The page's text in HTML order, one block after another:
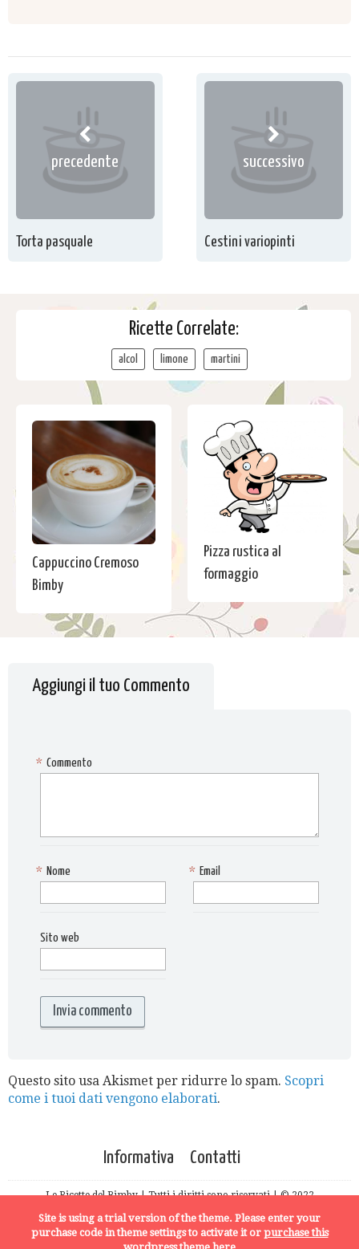
precedente
Torta pasquale
successivo
Cestini variopinti
Ricette Correlate:
alcol limone martini
Cappuccino Cremoso
Bimby
Pizza rustica al
formaggio
Aggiungi il tuo Commento
Commento
*
Nome
* Email
*
Sito web
Questo sito usa Akismet per ridurre lo spam. Scopri
come i tuoi dati vengono elaborati.
Informativa Contatti
Le Ricette del Bimby | Tutti i diritti sono riservati | © 2022
Site is using a trial version of the theme. Please enter your
purchase code in theme settings to activate it or purchase this